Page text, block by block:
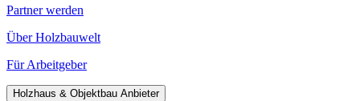
Partner werden
Über Holzbauwelt
Für Arbeitgeber
Holzhaus & Objektbau Anbieter